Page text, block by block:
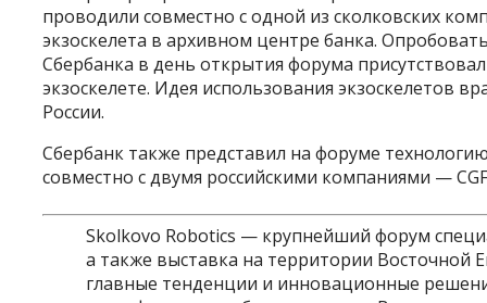
проводили совместно с одной из сколковских
экзоскелета в архивном центре банка.
Сбербанка в день открытия форума
экзоскелете. Идея использования экзоскелетов
России.
Сбербанк также представил на форуме
совместно с двумя российскими компаниями —
Skolkovo Robotics — крупнейший форум
а также выставка на территории Восточной
главные тенденции и инновационные